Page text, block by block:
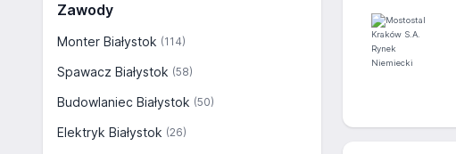
Zawody
Monter Białystok (114)
Spawacz Białystok (58)
Budowlaniec Białystok (50)
Elektryk Białystok (26)